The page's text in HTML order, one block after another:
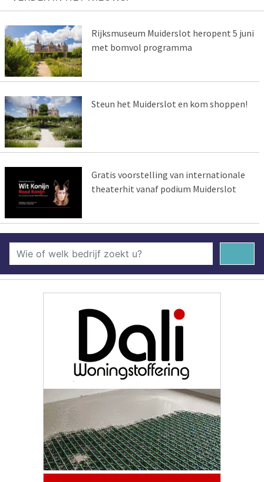
Rijksmuseum Muiderslot heropent 5 juni
met bomvol programma
Steun het Muiderslot en kom shoppen!
Gratis voorstelling van internationale
theaterhit vanaf podium Muiderslot